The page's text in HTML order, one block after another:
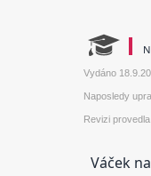
Vydáno
Naposledy
Revizi
Váček